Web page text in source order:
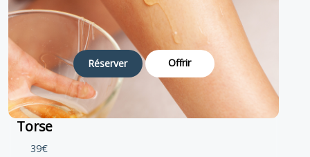
Réserver Offrir
Torse
39€